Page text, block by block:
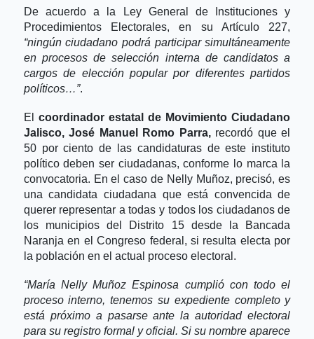
De acuerdo a la Ley General de Instituciones y
Procedimientos Electorales, en su Artículo 227,
“ningún ciudadano podrá participar simultáneamente
en procesos de selección interna de candidatos a
cargos de elección popular por diferentes partidos
políticos…”.
El coordinador estatal de Movimiento Ciudadano
Jalisco, José Manuel Romo Parra, recordó que el
50 por ciento de las candidaturas de este instituto
político deben ser ciudadanas, conforme lo marca la
convocatoria. En el caso de Nelly Muñoz, precisó, es
una candidata ciudadana que está convencida de
querer representar a todas y todos los ciudadanos de
los municipios del Distrito 15 desde la Bancada
Naranja en el Congreso federal, si resulta electa por
la población en el actual proceso electoral.
“María Nelly Muñoz Espinosa cumplió con todo el
proceso interno, tenemos su expediente completo y
está próximo a pasarse ante la autoridad electoral
para su registro formal y oficial. Si su nombre aparece